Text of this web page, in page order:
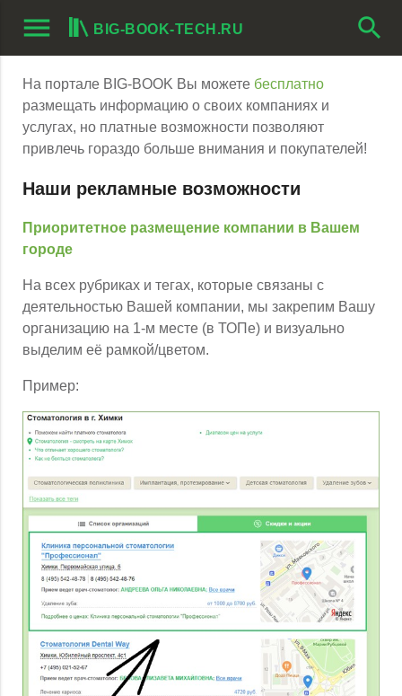
menu BIG-BOOK-TECH.RU search
На портале BIG-BOOK Вы можете бесплатно
размещать информацию о своих компаниях и
услугах, но платные возможности позволяют
привлечь гораздо больше внимания и покупателей!
Наши рекламные возможности
Приоритетное размещение компании в Вашем
городе
На всех рубриках и тегах, которые связаны с
деятельностью Вашей компании, мы закрепим Вашу
организацию на 1-м месте (в ТОПе) и визуально
выделим её рамкой/цветом.
Пример: